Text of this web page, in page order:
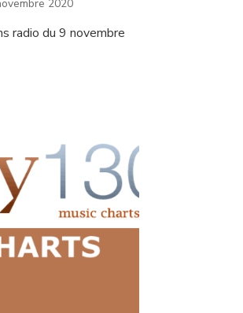
2020
radio du 9 novembre